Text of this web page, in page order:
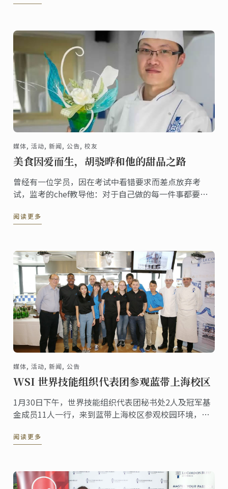
媒体, 活动, 新闻, 公告, 校友
美食因爱而生，胡骁晔和他的甜品之路
曾经有一位学员，因在考试中看错要求而差点放弃考
试，监考的chef教导他：对于自己做的每一件事都要坚
一种蓝带精神后来一直激励着这位学员， 这位学员就是
阅读更多
媒体, 活动, 新闻, 公告
WSI 世界技能组织代表团参观蓝带上海校区
1月30日下午，世界技能组织代表团秘书处2人及冠军基
金成员11人一行，来到蓝带上海校区参观校园环境，包
间，上海蓝带厨艺职业技能培训学校校长李小华先生、
阅读更多